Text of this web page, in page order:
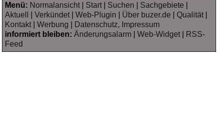
Menü: Normalansicht| Start| Suchen Sachgebiete
Aktuell
|Verkündet|Web-Plugin Über buzer.de |Qualität|
Kontakt|Werbung
Datenschutz, Impressum
informiert bleiben: Änderungsalarm |Web-Widget|
RSS-
Feed